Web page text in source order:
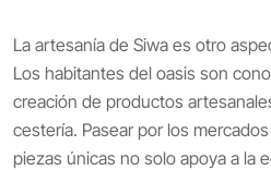
La artesanía de Siwa es otro
Los habitantes del oasis son
creación de productos
cestería. Pasear por los
piezas únicas no solo apoya a la